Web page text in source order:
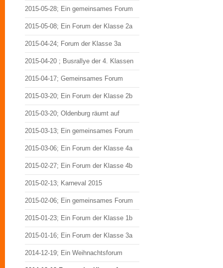
2015-05-28; Ein gemeinsames Forum
2015-05-08; Ein Forum der Klasse 2a
2015-04-24; Forum der Klasse 3a
2015-04-20 ; Busrallye der 4. Klassen
2015-04-17; Gemeinsames Forum
2015-03-20; Ein Forum der Klasse 2b
2015-03-20; Oldenburg räumt auf
2015-03-13; Ein gemeinsames Forum
2015-03-06; Ein Forum der Klasse 4a
2015-02-27; Ein Forum der Klasse 4b
2015-02-13; Karneval 2015
2015-02-06; Ein gemeinsames Forum
2015-01-23; Ein Forum der Klasse 1b
2015-01-16; Ein Forum der Klasse 3a
2014-12-19; Ein Weihnachtsforum